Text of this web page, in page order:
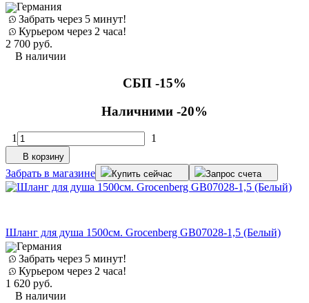
Германия
Забрать через 5 минут!
Курьером через 2 часа!
2 700 руб.
В наличии
СБП -15%
Наличними -20%
1 1
В корзину
Забрать в магазине Купить сейчас Запрос счета
Шланг для душа 1500см. Grocenberg GB07028-1,5 (Белый)
Германия
Забрать через 5 минут!
Курьером через 2 часа!
1 620 руб.
В наличии